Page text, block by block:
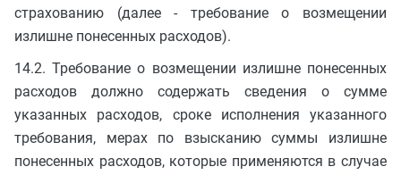
страхованию (далее - требование о возмещении
излишне понесенных расходов).
14.2. Требование о возмещении излишне понесенных
расходов должно содержать сведения о сумме
указанных расходов, сроке исполнения указанного
требования, мерах по взысканию суммы излишне
понесенных расходов, которые применяются в случае